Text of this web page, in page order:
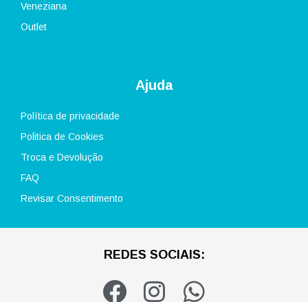
Veneziana
Outlet
Ajuda
Política de privacidade
Politica de Cookies
Troca e Devolução
FAQ
Revisar Consentimento
REDES SOCIAIS:
F
I
W